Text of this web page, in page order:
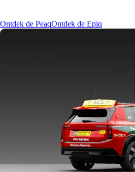
Ontdek de PeaqOntdek de Epiq